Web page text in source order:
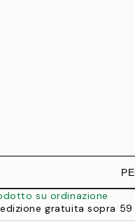
50x70 cm
su ordinazione
gratuita sopra